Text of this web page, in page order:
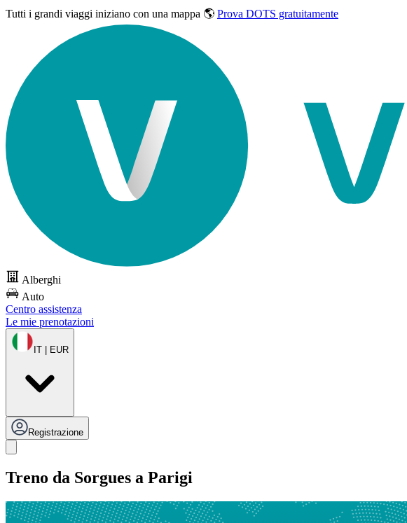
Tutti i grandi viaggi iniziano con una mappa 🌎 Prova DOTS gratuitamente
Alberghi
Auto
Centro assistenza
Le mie prenotazioni
IT | EUR
Registrazione
Treno da Sorgues a Parigi